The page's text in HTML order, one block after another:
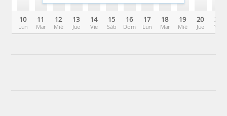
10
Lun
11
Mar
12
Mié
13
Jue
14
Vie
15
Sáb
16
Dom
17
Lun
18
Mar
19
Mié
20
Jue
21
Vie